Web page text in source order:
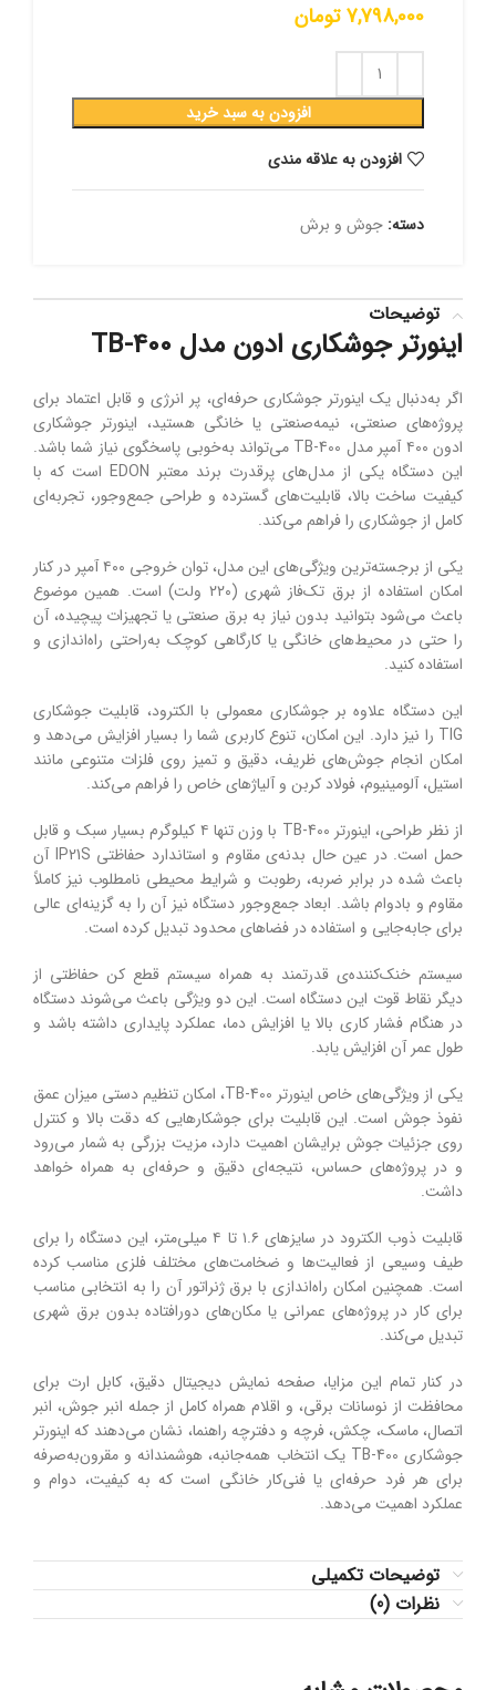
7,798,000 تومان
افزودن به سبد خرید
افزودن به علاقه مندی
دسته: جوش و برش
توضیحات
اینورتر جوشکاری ادون مدل TB-400
اگر به‌دنبال یک اینورتر جوشکاری حرفه‌ای، پر انرژی و قابل اعتماد برای
پروژه‌های صنعتی، نیمه‌صنعتی یا خانگی هستید، اینورتر جوشکاری
ادون ۴۰۰ آمپر مدل TB-400 می‌تواند به‌خوبی پاسخگوی نیاز شما باشد.
این دستگاه یکی از مدل‌های پرقدرت برند معتبر EDON است که با
کیفیت ساخت بالا، قابلیت‌های گسترده و طراحی جمع‌وجور، تجربه‌ای
کامل از جوشکاری را فراهم می‌کند.
یکی از برجسته‌ترین ویژگی‌های این مدل، توان خروجی ۴۰۰ آمپر در کنار
امکان استفاده از برق تک‌فاز شهری (۲۲۰ ولت) است. همین موضوع
باعث می‌شود بتوانید بدون نیاز به برق صنعتی یا تجهیزات پیچیده، آن
را حتی در محیط‌های خانگی یا کارگاهی کوچک به‌راحتی راه‌اندازی و
استفاده کنید.
این دستگاه علاوه بر جوشکاری معمولی با الکترود، قابلیت جوشکاری
TIG را نیز دارد. این امکان، تنوع کاربری شما را بسیار افزایش می‌دهد و
امکان انجام جوش‌های ظریف، دقیق و تمیز روی فلزات متنوعی مانند
استیل، آلومینیوم، فولاد کربن و آلیاژهای خاص را فراهم می‌کند.
از نظر طراحی، اینورتر TB-400 با وزن تنها ۴ کیلوگرم بسیار سبک و قابل
حمل است. در عین حال بدنه‌ی مقاوم و استاندارد حفاظتی IP21S آن
باعث شده در برابر ضربه، رطوبت و شرایط محیطی نامطلوب نیز کاملاً
مقاوم و بادوام باشد. ابعاد جمع‌وجور دستگاه نیز آن را به گزینه‌ای عالی
برای جابه‌جایی و استفاده در فضاهای محدود تبدیل کرده است.
سیستم خنک‌کننده‌ی قدرتمند به همراه سیستم قطع کن حفاظتی از
دیگر نقاط قوت این دستگاه است. این دو ویژگی باعث می‌شوند دستگاه
در هنگام فشار کاری بالا یا افزایش دما، عملکرد پایداری داشته باشد و
طول عمر آن افزایش یابد.
یکی از ویژگی‌های خاص اینورتر TB-400، امکان تنظیم دستی میزان عمق
نفوذ جوش است. این قابلیت برای جوشکارهایی که دقت بالا و کنترل
روی جزئیات جوش برایشان اهمیت دارد، مزیت بزرگی به شمار می‌رود
و در پروژه‌های حساس، نتیجه‌ای دقیق و حرفه‌ای به همراه خواهد
داشت.
قابلیت ذوب الکترود در سایزهای ۱.۶ تا ۴ میلی‌متر، این دستگاه را برای
طیف وسیعی از فعالیت‌ها و ضخامت‌های مختلف فلزی مناسب کرده
است. همچنین امکان راه‌اندازی با برق ژنراتور آن را به انتخابی مناسب
برای کار در پروژه‌های عمرانی یا مکان‌های دورافتاده بدون برق شهری
تبدیل می‌کند.
در کنار تمام این مزایا، صفحه نمایش دیجیتال دقیق، کابل ارت برای
محافظت از نوسانات برقی، و اقلام همراه کامل از جمله انبر جوش، انبر
اتصال، ماسک، چکش، فرچه و دفترچه راهنما، نشان می‌دهند که اینورتر
جوشکاری TB-400 یک انتخاب همه‌جانبه، هوشمندانه و مقرون‌به‌صرفه
برای هر فرد حرفه‌ای یا فنی‌کار خانگی است که به کیفیت، دوام و
عملکرد اهمیت می‌دهد.
توضیحات تکمیلی
نظرات (0)